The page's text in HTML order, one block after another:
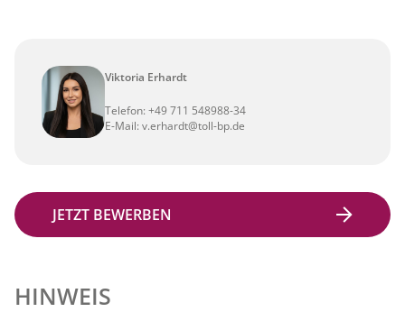
Viktoria Erhardt
Telefon: +49 711 548988-34
E-Mail: v.erhardt@toll-bp.de
JETZT BEWERBEN
HINWEIS